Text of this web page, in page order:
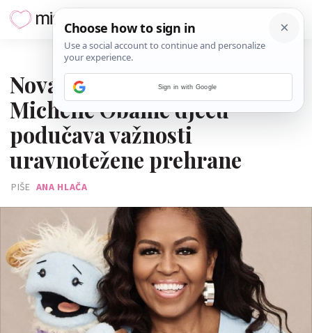
Nova Netflixova serija
Michelle Obame djecu
podučava važnosti
uravnotežene prehrane
PIŠE ANA HLAČA
Sign in with Google